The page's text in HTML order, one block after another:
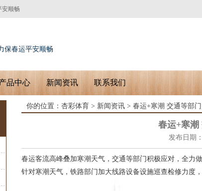
安顺畅
保春运平安顺畅
品中心 新闻资讯 联系我们
你的位置：杏彩体育 > 新闻资讯 > 春运+寒潮 交通等部
春运+寒潮
发布日期
春运客流高峰叠加寒潮天气，交通等部门积极应对，全力做
针对寒潮天气，铁路部门加大线路设备设施巡查检修力度